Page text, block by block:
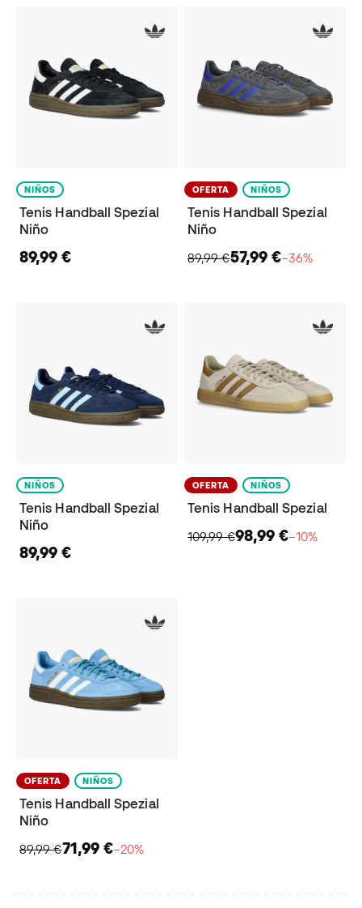
NIÑOS
Tenis Handball Spezial
Niño
89,99 €
OFERTA NIÑOS
Tenis Handball Spezial
Niño
89,99 €57,99 €−36%
NIÑOS
Tenis Handball Spezial
Niño
89,99 €
OFERTA NIÑOS
Tenis Handball Spezial
109,99 €98,99 €−10%
OFERTA NIÑOS
Tenis Handball Spezial
Niño
89,99 €71,99 €−20%